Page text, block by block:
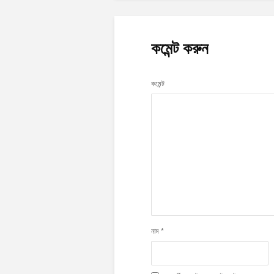
কমেন্ট করুন
কমেন্ট
নাম *